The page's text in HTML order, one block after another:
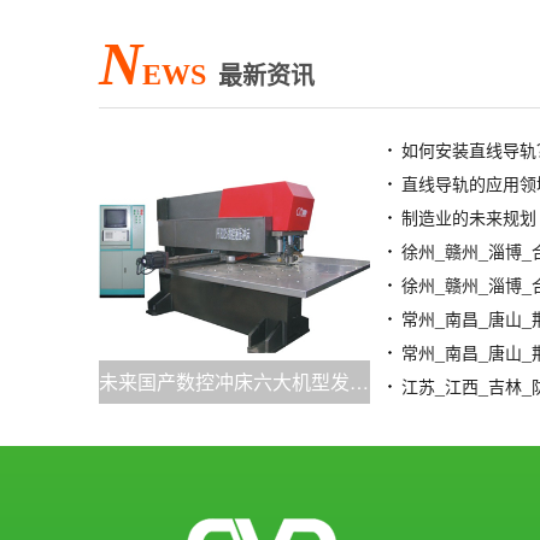
NEWS 最新资讯
未来国产数控冲床六大机型发展预期成型
如何安装直线导
直线导轨的应用
制造业的未来规划